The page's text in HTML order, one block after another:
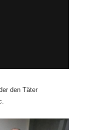
den Täter